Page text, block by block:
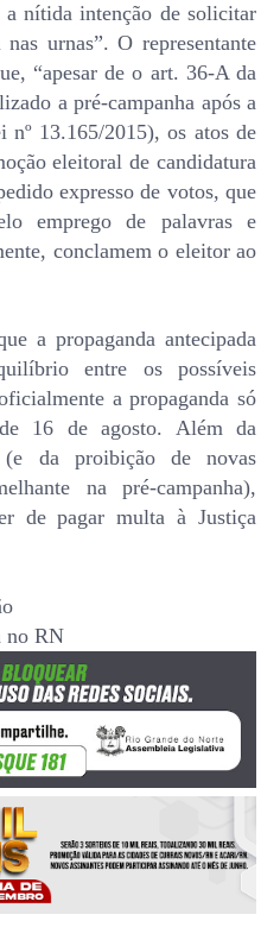
nítida intenção de solicitar
urnas”. O representante
“apesar de o art. 36-A da
a pré-campanha após a
13.165/2015), os atos de
eleitoral de candidatura
expresso de votos, que
emprego de palavras e
conclamem o eleitor ao
a propaganda antecipada
entre os possíveis
a propaganda só
16 de agosto. Além da
(e da proibição de novas
na pré-campanha),
de pagar multa à Justiça
no RN